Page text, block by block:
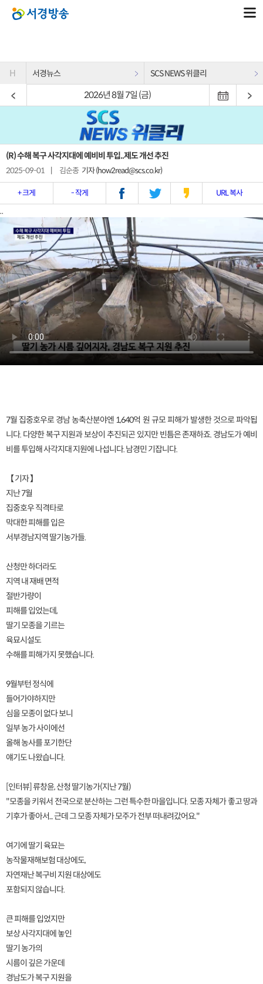
H 서경뉴스 SCS NEWS 위클리
2026년 8월 7일 (금)
(R) 수해 복구 사각지대에 예비비 투입..제도 개선 추진
2025-09-01 김순종 기자 (how2read@scs.co.kr)
+ 크게 - 작게 URL 복사
..
7월 집중호우로 경남 농축산분야엔 1,640억 원 규모 피해가 발생한 것으로 파악됩
니다. 다양한 복구 지원과 보상이 추진되곤 있지만 빈틈은 존재하죠. 경남도가 예비
비를 투입해 사각지대 지원에 나섭니다. 남경민 기잡니다.
【 기자 】
지난 7월
집중호우 직격타로
막대한 피해를 입은
서부경남지역 딸기농가들.
산청만 하더라도
지역 내 재배 면적
절반가량이
피해를 입었는데,
딸기 모종을 기르는
육묘시설도
수해를 피해가지 못했습니다.
9월부턴 정식에
들어가야하지만
심을 모종이 없다 보니
일부 농가 사이에선
올해 농사를 포기한단
얘기도 나왔습니다.
[인터뷰] 류창윤, 산청 딸기농가(지난 7월)
"모종을 키워서 전국으로 분산하는 그런 특수한 마을입니다. 모종 자체가 좋고 땅과
기후가 좋아서... 근데 그 모종 자체가 모주가 전부 떠내려갔어요."
여기에 딸기 육묘는
농작물재해보험 대상에도,
자연재난 복구비 지원 대상에도
포함되지 않습니다.
큰 피해를 입었지만
보상 사각지대에 놓인
딸기 농가의
시름이 깊은 가운데
경남도가 복구 지원을